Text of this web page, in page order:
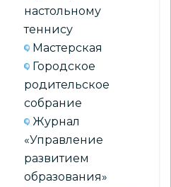
настольному
теннису
Мастерская
Городское
родительское
собрание
Журнал
«Управление
развитием
образования»